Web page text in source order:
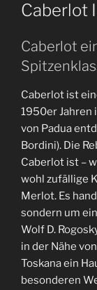
AM
Caberlot
Caberlot
Caberlot ist
1950er Jahren
von Padua
Bordini). Die
Caberlot ist –
wohl zufällige
Merlot. Es
sondern um
Wolf D.
in der Nähe
Toskana ein
besonderen